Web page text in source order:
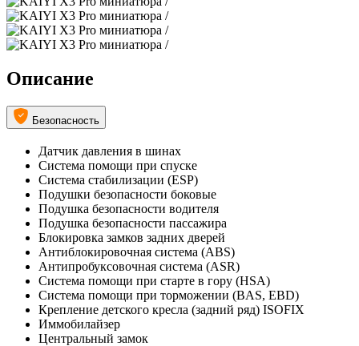
Описание
Безопасность
Датчик давления в шинах
Система помощи при спуске
Система стабилизации (ESP)
Подушки безопасности боковые
Подушка безопасности водителя
Подушка безопасности пассажира
Блокировка замков задних дверей
Антиблокировочная система (ABS)
Антипробуксовочная система (ASR)
Система помощи при старте в гору (HSA)
Система помощи при торможении (BAS, EBD)
Крепление детского кресла (задний ряд) ISOFIX
Иммобилайзер
Центральный замок